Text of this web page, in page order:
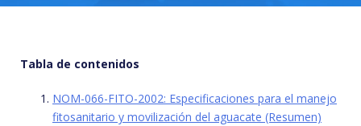
Tabla de contenidos
NOM-066-FITO-2002: Especificaciones para el manejo
fitosanitario y movilización del aguacate (Resumen)